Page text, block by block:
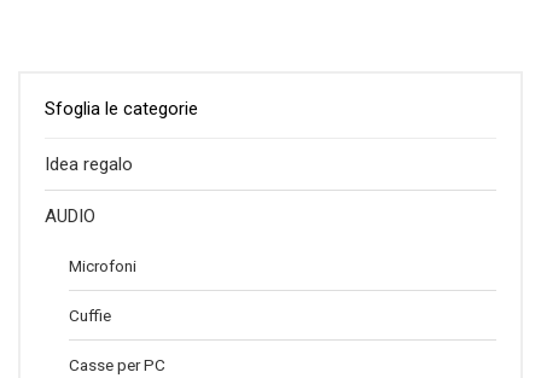
Sfoglia le categorie
Idea regalo
AUDIO
Microfoni
Cuffie
Casse per PC